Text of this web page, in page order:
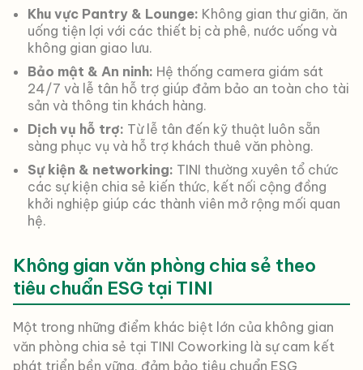
Khu vực Pantry & Lounge: Không gian thư giãn, ăn
uống tiện lợi với các thiết bị cà phê, nước uống và
không gian giao lưu.
Bảo mật & An ninh: Hệ thống camera giám sát
24/7 và lễ tân hỗ trợ giúp đảm bảo an toàn cho tài
sản và thông tin khách hàng.
Dịch vụ hỗ trợ: Từ lễ tân đến kỹ thuật luôn sẵn
sàng phục vụ và hỗ trợ khách thuê văn phòng.
Sự kiện & networking: TINI thường xuyên tổ chức
các sự kiện chia sẻ kiến thức, kết nối cộng đồng
khởi nghiệp giúp các thành viên mở rộng mối quan
hệ.
Không gian văn phòng chia sẻ theo
tiêu chuẩn ESG tại TINI
Một trong những điểm khác biệt lớn của không gian
văn phòng chia sẻ tại TINI Coworking là sự cam kết
phát triển bền vững, đảm bảo tiêu chuẩn ESG